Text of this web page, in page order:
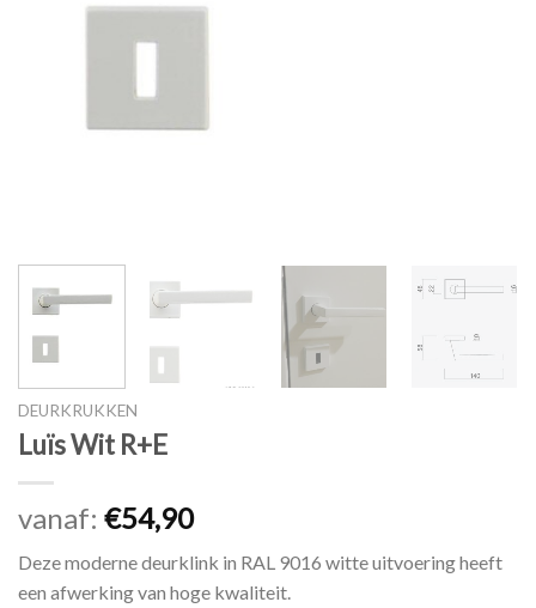
DEURKRUKKEN
Luïs Wit R+E
vanaf: €54,90
Deze moderne deurklink in RAL 9016 witte uitvoering heeft
een afwerking van hoge kwaliteit.